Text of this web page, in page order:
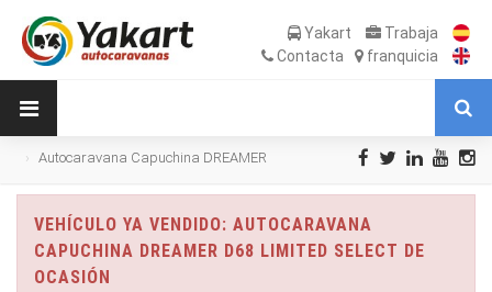
Yakart
Trabaja
Contacta
franquicia
Autocaravana Capuchina DREAMER
VEHÍCULO YA VENDIDO: AUTOCARAVANA
CAPUCHINA DREAMER D68 LIMITED SELECT DE
OCASIÓN